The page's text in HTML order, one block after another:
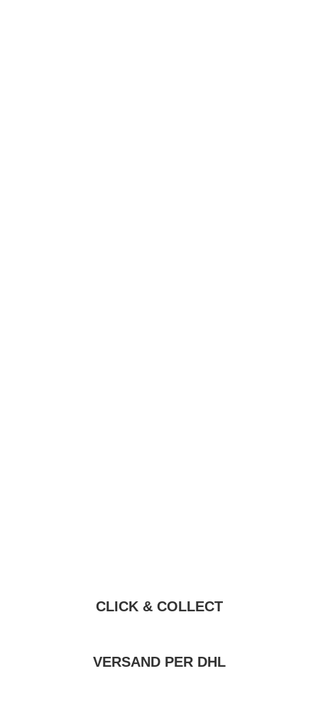
CLICK & COLLECT
VERSAND PER DHL